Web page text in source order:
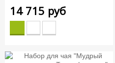
14 715 руб